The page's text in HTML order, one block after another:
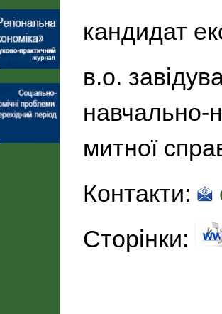
кандидат
в.о.
навчально-
митної
Контакти:
Сторінки: